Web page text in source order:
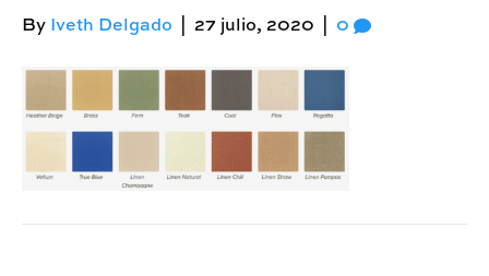
By Iveth Delgado 27 julio, 2020 0